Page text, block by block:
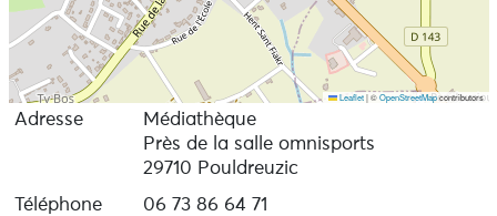
Leaflet |©OpenStreetMapcontributors
Adresse
Médiathèque
Près de la salle omnisports
29710 Pouldreuzic
Téléphone
06 73 86 64 71